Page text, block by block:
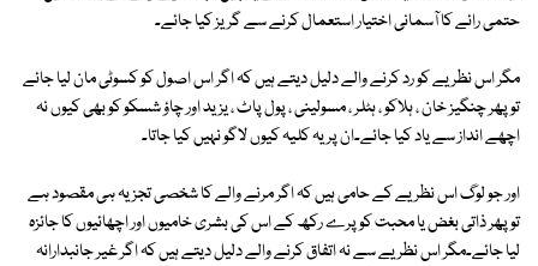
حتمی رائے کا آسمانی اختیار استعمال کرنے سے گریز کیا جائے۔
مگر اس نظریے کو رد کرنے والے دلیل دیتے ہیں کہ اگر اس اصول کو کسوٹی مان لیا جائے
تو پھر چنگیز خان ، ہلاکو ، ہٹلر ، مسولینی ، پول پاٹ ، یزید اور چاؤ شسکو کو بھی کیوں نہ
اچھے انداز سے یاد کیا جائے۔ان پر یہ کلیہ کیوں لاگو نہیں کیا جاتا۔
اور جو لوگ اس نظریے کے حامی ہیں کہ اگر مرنے والے کا شخصی تجزیہ ہی مقصود ہے
تو پھر ذاتی بغض یا محبت کو پرے رکھ کے اس کی بشری خامیوں اور اچھائیوں کا جائزہ
لیا جائے۔مگر اس نظریے سے نہ اتفاق کرنے والے دلیل دیتے ہیں کہ اگر غیر جانبدارانہ